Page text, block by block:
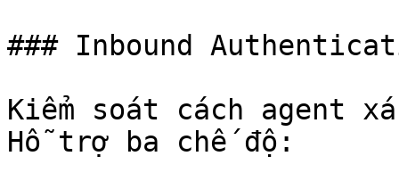
### Inbound
Kiểm soát cách agent
Hỗ trợ ba chế độ: